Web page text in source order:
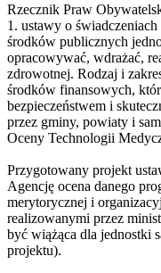
Rzecznik Praw
1. ustawy o
środków publicznych
opracowywać, wdrażać,
zdrowotnej. Rodzaj i
środków finansowych,
bezpieczeństwem i
przez gminy, powiaty i
Oceny Technologii
Przygotowany projekt
Agencję ocena danego
merytorycznej i
realizowanymi przez
być wiążąca dla jednostki
projektu).